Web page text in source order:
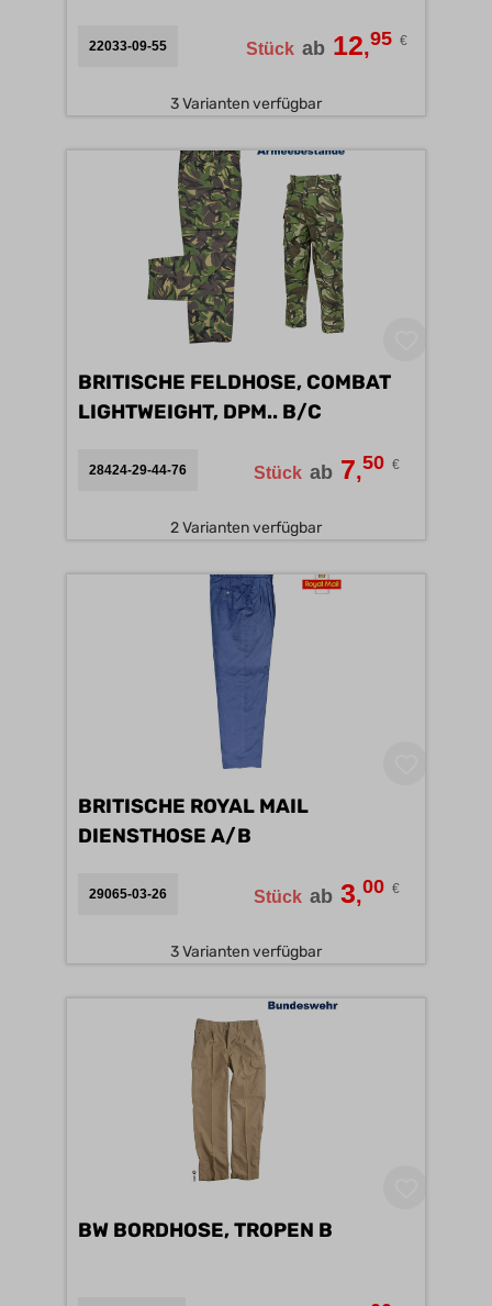
22033-09-55 Stück ab 12,95 €
3 Varianten verfügbar
BRITISCHE FELDHOSE, COMBAT
LIGHTWEIGHT, DPM.. B/C
28424-29-44-76 Stück ab 7,50 €
2 Varianten verfügbar
BRITISCHE ROYAL MAIL
DIENSTHOSE A/B
29065-03-26 Stück ab 3,00 €
3 Varianten verfügbar
BW BORDHOSE, TROPEN B